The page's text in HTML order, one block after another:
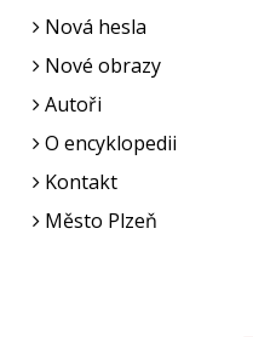
Nová hesla
Nové obrazy
Autoři
O encyklopedii
Kontakt
Město Plzeň